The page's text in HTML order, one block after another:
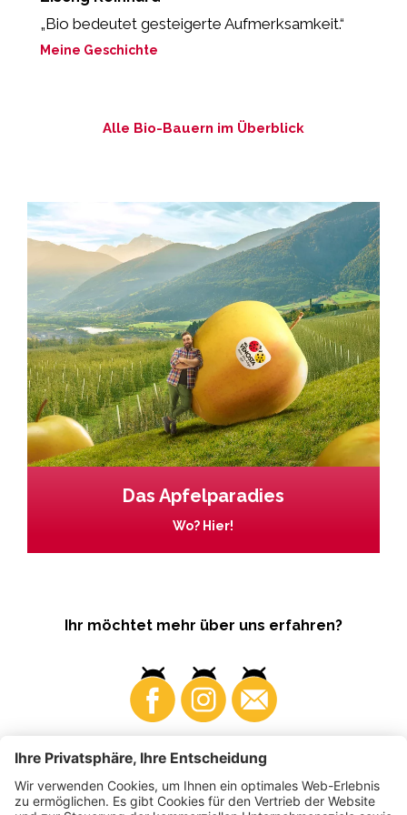
„Bio bedeutet gesteigerte Aufmerksamkeit.“
Meine Geschichte
Alle Bio-Bauern im Überblick
Das Apfelparadies
Wo? Hier!
Ihr möchtet mehr über uns erfahren?
Business Produzenten